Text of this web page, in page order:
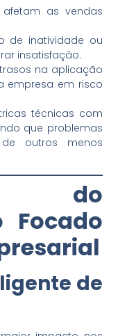
as vendas
de inatividade ou
insatisfação.
na aplicação
empresa em risco
técnicas com
que problemas
outros menos
do
Focado
de